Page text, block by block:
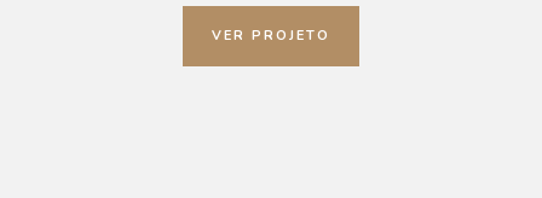
VER PROJETO